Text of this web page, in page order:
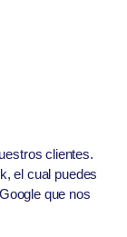
clientes.
el cual puedes
que nos